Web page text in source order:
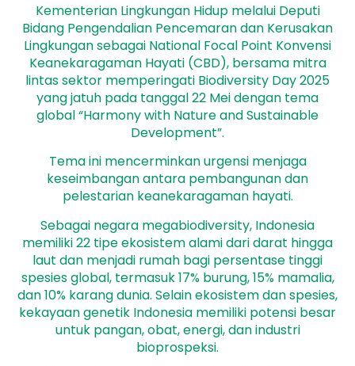
Kementerian Lingkungan Hidup melalui Deputi
Bidang Pengendalian Pencemaran dan Kerusakan
Lingkungan sebagai National Focal Point Konvensi
Keanekaragaman Hayati (CBD), bersama mitra
lintas sektor memperingati Biodiversity Day 2025
yang jatuh pada tanggal 22 Mei dengan tema
global “Harmony with Nature and Sustainable
Development”.
Tema ini mencerminkan urgensi menjaga
keseimbangan antara pembangunan dan
pelestarian keanekaragaman hayati.
Sebagai negara megabiodiversity, Indonesia
memiliki 22 tipe ekosistem alami dari darat hingga
laut dan menjadi rumah bagi persentase tinggi
spesies global, termasuk 17% burung, 15% mamalia,
dan 10% karang dunia. Selain ekosistem dan spesies,
kekayaan genetik Indonesia memiliki potensi besar
untuk pangan, obat, energi, dan industri
bioprospeksi.